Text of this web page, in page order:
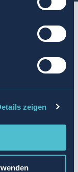
zeigen